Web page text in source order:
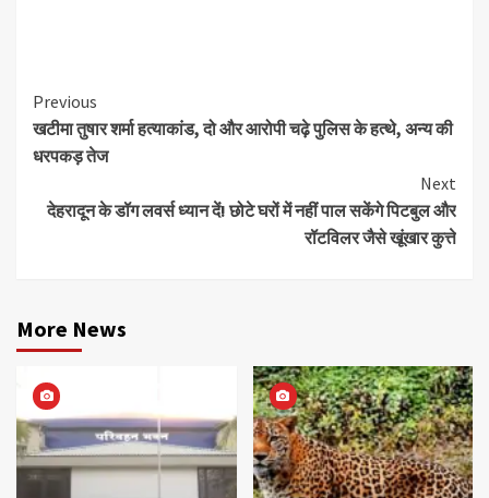
Continue
Reading
Previous
खटीमा तुषार शर्मा हत्याकांड, दो और आरोपी चढ़े पुलिस के हत्थे, अन्य की
धरपकड़ तेज
Next
देहरादून के डॉग लवर्स ध्यान दें! छोटे घरों में नहीं पाल सकेंगे पिटबुल और
रॉटविलर जैसे खूंखार कुत्ते
More News